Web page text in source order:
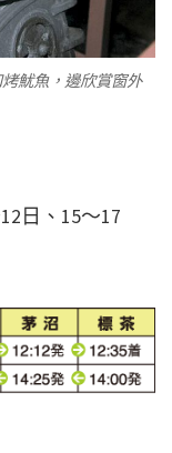
魷魚，邊欣賞窗外
日、15～17